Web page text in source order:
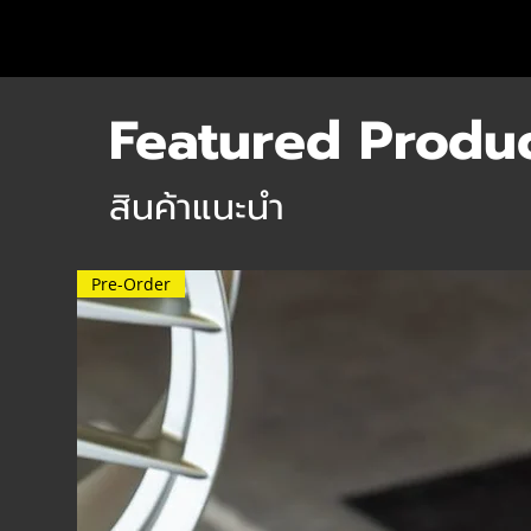
Featured
สินค้าแนะนำ
Pre-Order